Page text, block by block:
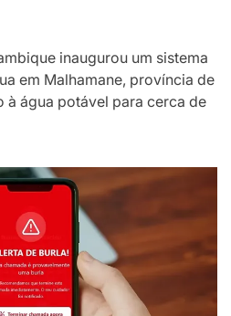
inaugurou um sistema
em Malhamane, província de
à água potável para cerca de